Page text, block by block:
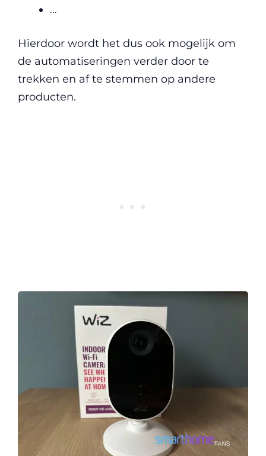
…
Hierdoor wordt het dus ook mogelijk om
de automatiseringen verder door te
trekken en af te stemmen op andere
producten.